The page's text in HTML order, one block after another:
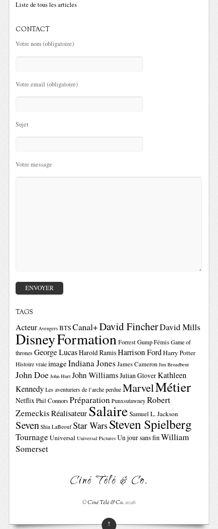
Liste de tous les articles
CONTACT
Votre nom (obligatoire)
Votre email (obligatoire)
Sujet
Votre message
TAGS
Acteur Avengers BTSCanal+David FincherDavid Mills
DisneyFormationForrest GumpFémis Game of
thrones George LucasHarold RamisHarrison FordHarry Potter
Histoire vraie imageIndiana Jones James Cameron Jim Broadbent
John Doe John Hurt John WilliamsJulian GloverKathleen
Kennedy Les aventuriers de l’arche perdue MarvelMétier
NetflixPhil ConnorsPréparation Punxsutawney Robert
ZemeckisRéalisateurSalaire Samuel L. Jackson
Seven Shia LaBeouf Star WarsSteven Spielberg
TournageUniversal Universal Pictures Un jour sans finWilliam
Somerset
Ciné Télé & Co.
©Ciné Télé & Co.2026
↑